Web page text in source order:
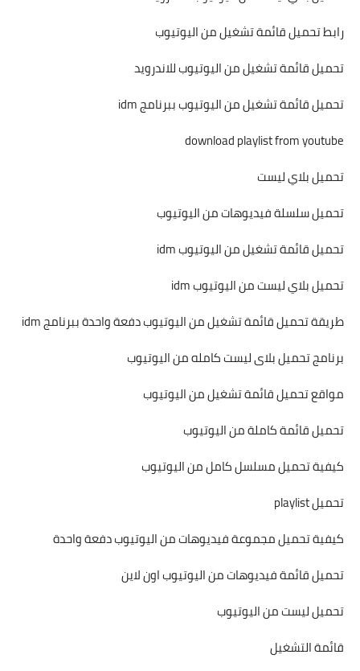
رابط تحميل قائمة تشغيل من اليوتيوب
تحميل قائمة تشغيل من اليوتيوب للاندرويد
تحميل قائمة تشغيل من اليوتيوب ببرنامج idm
download playlist from youtube
تحميل بلاي ليست
تحميل سلسلة فيديوهات من اليوتيوب
تحميل قائمة تشغيل من اليوتيوب idm
تحميل بلاي ليست من اليوتيوب idm
طريقة تحميل قائمة تشغيل من اليوتيوب دفعة واحدة ببرنامج idm
برنامج تحميل بلاى ليست كامله من اليوتيوب
مواقع تحميل قائمة تشغيل من اليوتيوب
تحميل قائمة كاملة من اليوتيوب
كيفية تحميل مسلسل كامل من اليوتيوب
تحميل playlist
كيفية تحميل مجموعة فيديوهات من اليوتيوب دفعة واحدة
تحميل قائمة فيديوهات من اليوتيوب اون لاين
تحميل ليست من اليوتيوب
قائمة التشغيل